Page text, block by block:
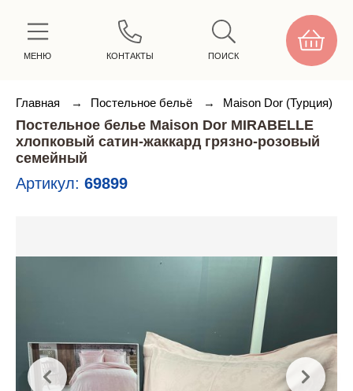
МЕНЮ КОНТАКТЫ ПОИСК
Главная → Постельное бельё → Maison Dor (Турция)
Постельное белье Maison Dor MIRABELLE
хлопковый сатин-жаккард грязно-розовый
семейный
Артикул: 69899